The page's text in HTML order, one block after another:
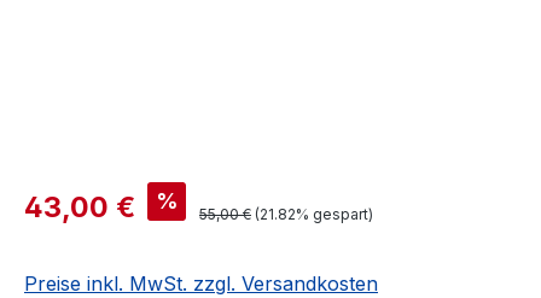
43,00 € %
55,00 € (21.82% gespart)
Preise inkl. MwSt. zzgl. Versandkosten